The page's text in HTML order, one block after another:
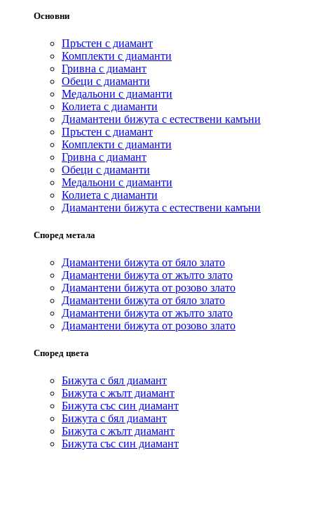
Основни
Пръстен с диамант
Комплекти с диаманти
Гривнa с диамант
Обеци с диаманти
Медальони с диаманти
Колиета с диаманти
Диамантени бижута с естествени камъни
Пръстен с диамант
Комплекти с диаманти
Гривнa с диамант
Обеци с диаманти
Медальони с диаманти
Колиета с диаманти
Диамантени бижута с естествени камъни
Според метала
Диамантени бижута от бяло злато
Диамантени бижута от жълто злато
Диамантени бижута от розово злато
Диамантени бижута от бяло злато
Диамантени бижута от жълто злато
Диамантени бижута от розово злато
Според цвета
Бижута с бял диамант
Бижута с жълт диамант
Бижута със син диамант
Бижута с бял диамант
Бижута с жълт диамант
Бижута със син диамант